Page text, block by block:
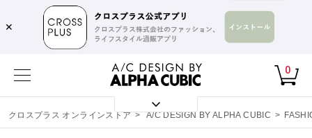
✕
0
クロスプラス オンラインストア > A/C DESIGN BY ALPHA CUBIC >